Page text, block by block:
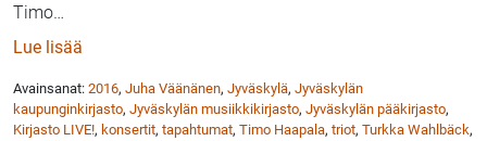
Timo…
Lue lisää
Avainsanat: 2016, Juha Väänänen, Jyväskylä, Jyväskylän
kaupunginkirjasto, Jyväskylän musiikkikirjasto, Jyväskylän pääkirjasto,
Kirjasto LIVE!, konsertit, tapahtumat, Timo Haapala, triot, Turkka Wahlbäck,